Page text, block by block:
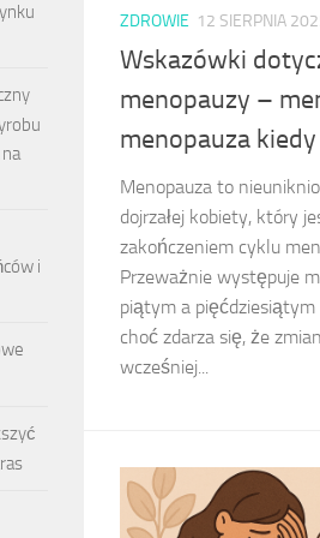
ZDROWIE 12 SIERPNIA
Wskazówki
menopauzy –
menopauza kiedy
Menopauza to
dojrzałej kobiety, który
zakończeniem cyklu
Przeważnie występuje
piątym a
choć zdarza się, że
wcześniej...
i